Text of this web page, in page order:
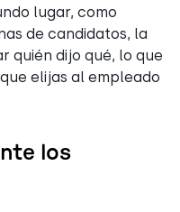
lugar, como
de candidatos, la
quién dijo qué, lo que
elijas al empleado
los